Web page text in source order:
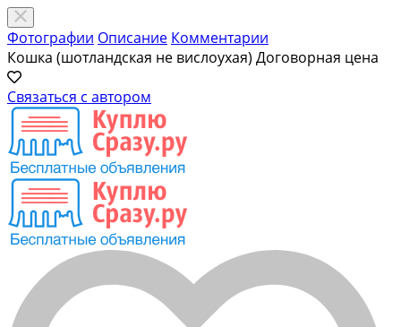
Фотографии Описание Комментарии
Кошка (шотландская не вислоухая) Договорная цена
Связаться с автором